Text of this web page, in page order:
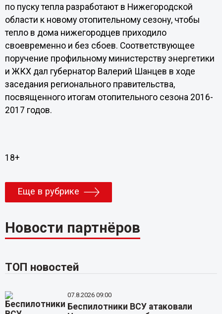
по пуску тепла разработают в Нижегородской
области к новому отопительному сезону, чтобы
тепло в дома нижегородцев приходило
своевременно и без сбоев. Соответствующее
поручение профильному министерству энергетики
и ЖКХ дал губернатор Валерий Шанцев в ходе
заседания регионального правительства,
посвященного итогам отопительного сезона 2016-
2017 годов.
18+
Еще в рубрике
Новости партнёров
ТОП новостей
07.8.2026 09:00
Беспилотники ВСУ атаковали